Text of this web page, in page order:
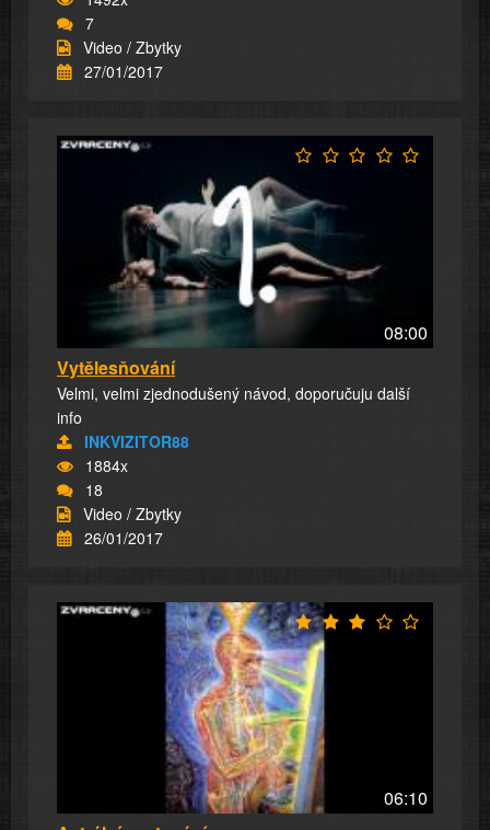
7
Video / Zbytky
27/01/2017
08:00
Vytělesňování
Velmi, velmi zjednodušený návod, doporučuju další
info
INKVIZITOR88
1884x
18
Video / Zbytky
26/01/2017
06:10